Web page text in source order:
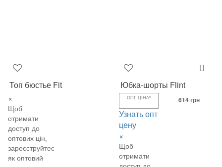
Топ бюстье Fit
×
Щоб
отримати
доступ до
оптових цін,
зареєструйтеся
як оптовий
Юбка-шорты Flint
ОПТ ЦІНА*
Узнать опт
цену
×
Щоб
отримати
614 грн